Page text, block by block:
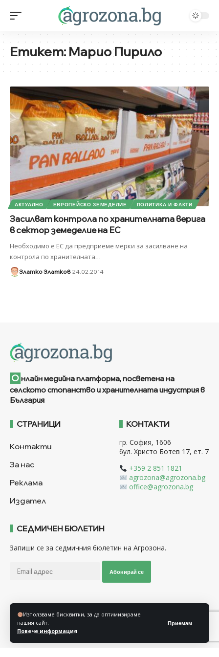
Използваме бисквитки, за да оптимизираме
нашия сайт.
Повече информация
Приемам
Етикет:Марио Пирило
АКТУАЛНО ЕВРОПЕЙСКО ЗЕМЕДЕЛИЕ ПОЛИТИКА И ФАКТИ
Засилват контрола по хранителната верига
в сектор земеделие на ЕС
Необходимо е ЕС да предприеме мерки за засилване на
контрола по хранителната…
Златко Златков 24.02.2014
О нлайн медийна платформа, посветена на
селското стопанство и хранителната индустрия в
България
СТРАНИЦИ
Контакти
За нас
Реклама
Издател
КОНТАКТИ
гр. София, 1606
бул. Христо Ботев 17, ет. 7
+359 2 851 1821
agrozona@agrozona.bg
office@agrozona.bg
СЕДМИЧЕН БЮЛЕТИН
Запиши се за седмичния бюлетин на Агрозона.
Абонирай се
Последвайте ни